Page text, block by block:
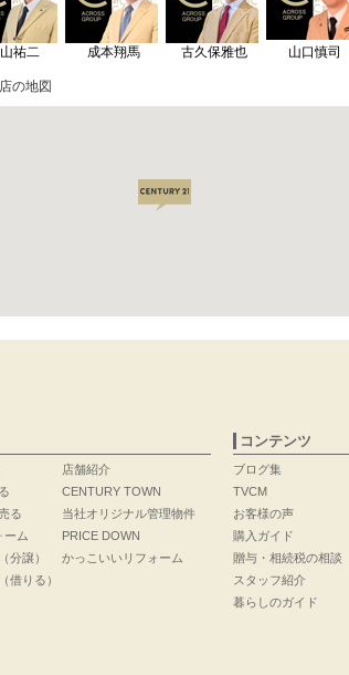
祐二 成本翔馬 古久保雅也 山口慎司
の地図
る
ーム
分譲）
借りる）
店舗紹介
CENTURY TOWN
当社オリジナル管理物件
PRICE DOWN
かっこいいリフォーム
コンテンツ
ブログ集
TVCM
お客様の声
購入ガイド
贈与・相続税の相談
スタッフ紹介
暮らしのガイド